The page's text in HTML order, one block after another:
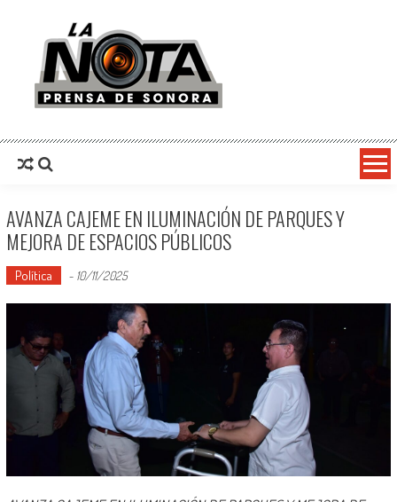
La Nota Prensa De Sonora
AVANZA CAJEME EN ILUMINACIÓN DE PARQUES Y
MEJORA DE ESPACIOS PÚBLICOS
Política - 10/11/2025